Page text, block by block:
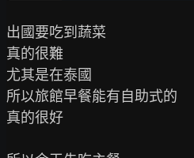
出國要吃到蔬菜
真的很難
尤其是在泰國
所以旅館早餐能有自助式的
真的很好